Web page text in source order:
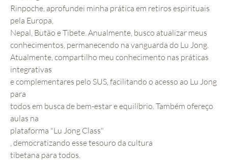
Rinpoche, aprofundei minha prática em retiros espirituais
pela Europa,
Nepal, Butão e Tibete. Anualmente, busco atualizar meus
conhecimentos, permanecendo na vanguarda do Lu Jong.
Atualmente, compartilho meu conhecimento nas práticas
integrativas
e complementares pelo SUS, facilitando o acesso ao Lu Jong
para
todos em busca de bem-estar e equilíbrio. Também ofereço
aulas na
plataforma "Lu Jong Class"
, democratizando esse tesouro da cultura
tibetana para todos.